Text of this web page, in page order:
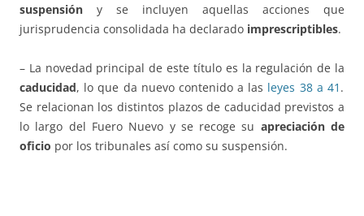
suspensión y se incluyen aquellas acciones que
jurisprudencia consolidada ha declarado imprescriptibles.
– La novedad principal de este título es la regulación de la
caducidad, lo que da nuevo contenido a las leyes 38 a 41 .
Se relacionan los distintos plazos de caducidad previstos a
lo largo del Fuero Nuevo y se recoge su apreciación de
oficio por los tribunales así como su suspensión.